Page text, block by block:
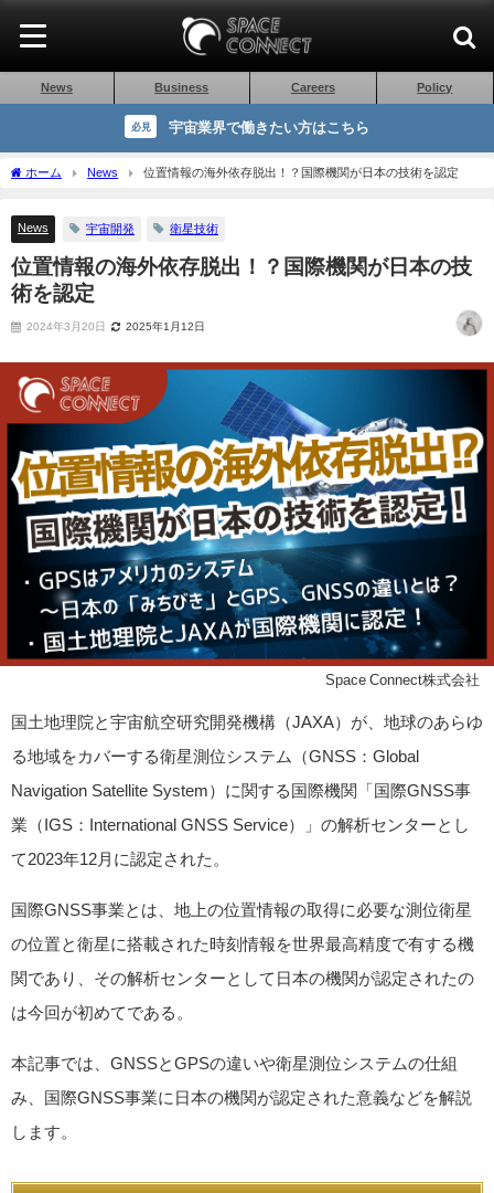
News Business Careers Policy
必見 宇宙業界で働きたい方はこちら
ホーム News 位置情報の海外依存脱出！？国際機関が日本の技術を認定
News 宇宙開発 衛星技術
位置情報の海外依存脱出！？国際機関が日本の技
術を認定
2024年3月20日 2025年1月12日
©Space Connect株式会社
国土地理院と宇宙航空研究開発機構（JAXA）が、地球のあらゆ
る地域をカバーする衛星測位システム（GNSS：Global
Navigation Satellite System）に関する国際機関「国際GNSS事
業（IGS：International GNSS Service）」の解析センターとし
て2023年12月に認定された。
国際GNSS事業とは、地上の位置情報の取得に必要な測位衛星
の位置と衛星に搭載された時刻情報を世界最高精度で有する機
関であり、その解析センターとして日本の機関が認定されたの
は今回が初めてである。
本記事では、GNSSとGPSの違いや衛星測位システムの仕組
み、国際GNSS事業に日本の機関が認定された意義などを解説
します。